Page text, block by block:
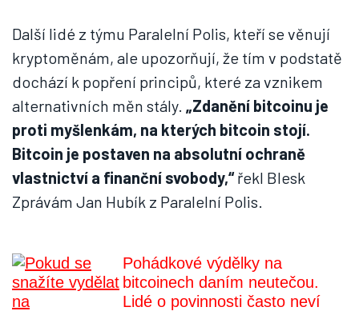
Další lidé z týmu Paralelní Polis, kteří se věnují
kryptoměnám, ale upozorňují, že tím v podstatě
dochází k popření principů, které za vznikem
alternativních měn stály. „Zdanění bitcoinu je
proti myšlenkám, na kterých bitcoin stojí.
Bitcoin je postaven na absolutní ochraně
vlastnictví a finanční svobody,“řekl Blesk
Zprávám Jan Hubík z Paralelní Polis.
Pohádkové výdělky na
bitcoinech daním neutečou.
Lidé o povinnosti často neví